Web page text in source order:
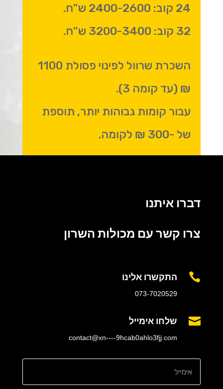
24 קוב: 2400-2600 ש"ח.
32 קוב: 3200-3400 ש"ח.
השכרת שרוול לפינוי פסולת 1100
₪ (עד קומה 3).
עבור קומות גבוהות יותר, תוספת
של -300 ₪ לקומה.
דברו איתנו
צרו קשר עם מכולות השרון
 התקשרו אלינו
073-7020529
 שלחו אימייל
contact@xn----9hcab0ahlo3fjj.com